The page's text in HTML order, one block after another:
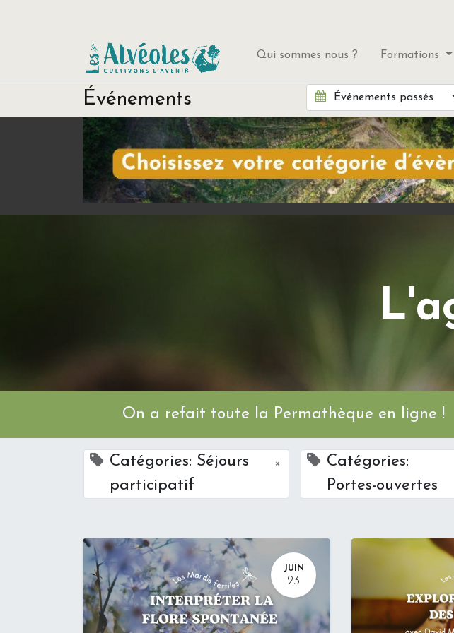
Qui sommes nous ? Formations
Événements Événements passés
On a refait toute la Permathèque
Catégories: Séjours
participatif
×
Catégories:
Portes-ouvertes
JUIN
23